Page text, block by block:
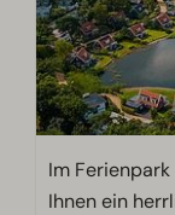
Im
Ihnen ein